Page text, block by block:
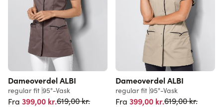
Dameoverdel ALBI
regular fit 95°-Vask
Fra 399,00 kr.Normalpris
619,00 kr.
Dameoverdel ALBI
regular fit 95°-Vask
Fra 399,00 kr.Normalpris
619,00 kr.